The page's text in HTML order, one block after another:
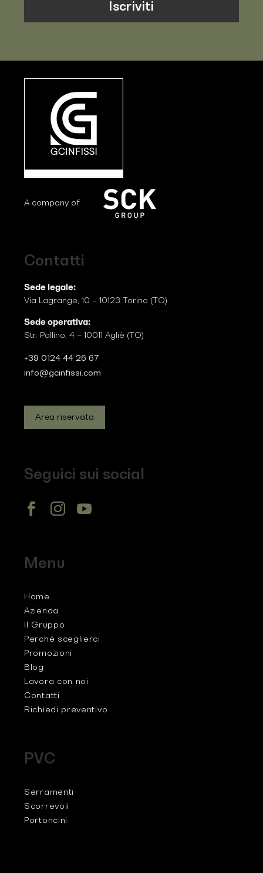
A company of
Contatti
Sede legale:
Via Lagrange, 10 – 10123 Torino (TO)
Sede operativa:
Str. Pollino, 4 – 10011 Agliè (TO)
+39 0124 44 26 67
info@gcinfissi.com
Area riservata
Seguici sui social
Menu
Home
Azienda
Il Gruppo
Perché sceglierci
Promozioni
Blog
Lavora con noi
Contatti
Richiedi preventivo
PVC
Serramenti
Scorrevoli
Portoncini